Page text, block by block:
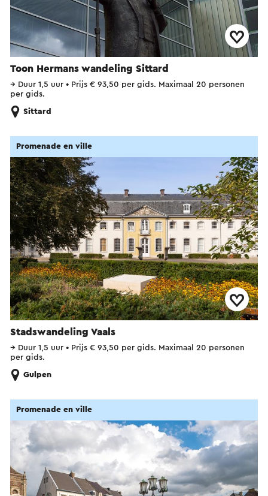
Toon Hermans wandeling Sittard
→ Duur 1,5 uur • Prijs € 93,50 per gids. Maximaal 20 personen
per gids.
Sittard
Stadswandeling Vaals
Promenade en ville
→ Duur 1,5 uur • Prijs € 93,50 per gids. Maximaal 20 personen
per gids.
Gulpen
Promenade en ville